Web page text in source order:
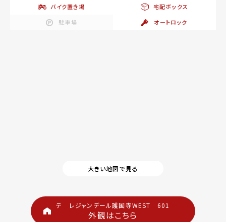
バイク置き場
宅配ボックス
駐車場
オートロック
大きい地図で見る
テ レジャンデール護国寺WEST 601
外観はこちら